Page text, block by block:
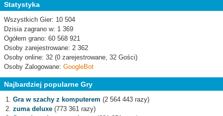
Statystyka
Wszystkich Gier: 10 504
Dzisia zagrano w: 1 369
Ogółem grano: 60 568 921
Osoby zarejestrowane: 2 362
Osoby online: 32 (0 zarejestrowane, 32 Gości)
Osoby Zalogowane: GoogleBot
Najbardziej popularne Gry
Gra w szachy z komputerem (2 564 443 razy)
zuma deluxe (773 361 razy)